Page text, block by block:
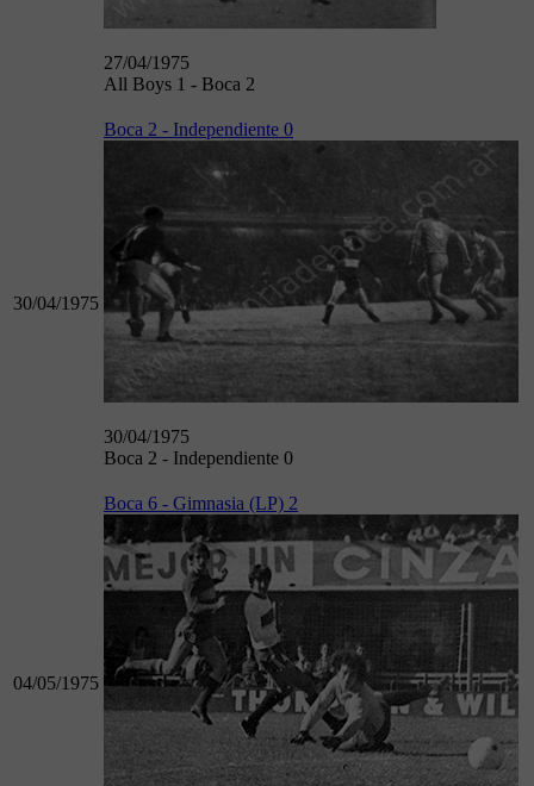
27/04/1975
All Boys 1 - Boca 2
30/04/1975
Boca 2 - Independiente 0
30/04/1975
Boca 2 - Independiente 0
04/05/1975
Boca 6 - Gimnasia (LP) 2